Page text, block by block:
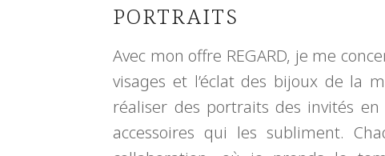
PORTRAITS
Avec mon offre REGARD, je me
visages et l’éclat des bijoux de la
réaliser des portraits des invités
accessoires qui les subliment.